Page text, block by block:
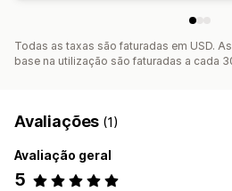
Todas as taxas são faturadas em USD.
base na utilização são faturadas a cada
Avaliações (1)
Avaliação geral
5